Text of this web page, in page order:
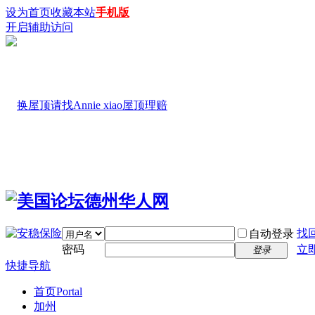
设为首页收藏本站手机版
开启辅助访问
自动登录 找
密码
登录
立
快捷导航
首页Portal
加州